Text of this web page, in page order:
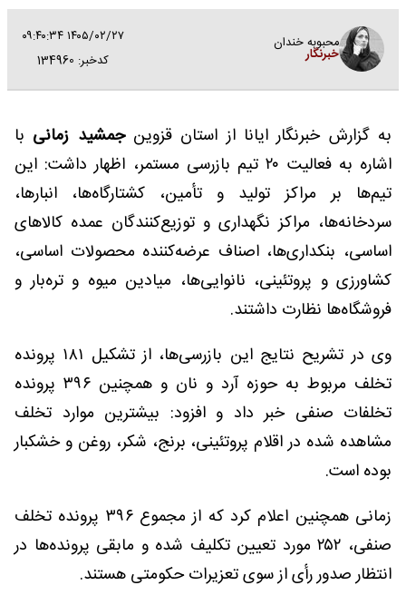
محبوبه خندان
خبرنگار
۱۴۰۵/۰۲/۲۷ ۰۹:۴۰:۳۴
کدخبر: 134960
به گزارش خبرنگار ایانا از استان قزوینجمشید زمانی با
اشاره به فعالیت ۲۰ تیم بازرسی مستمر، اظهار داشت: این
تیم‌ها بر مراکز تولید و تأمین، کشتارگاه‌ها، انبارها،
سردخانه‌ها، مراکز نگهداری و توزیع‌کنندگان عمده کالاهای
اساسی، بنکداری‌ها، اصناف عرضه‌کننده محصولات اساسی،
کشاورزی و پروتئینی، نانوایی‌ها، میادین میوه و تره‌بار و
فروشگاه‌ها نظارت داشتند.
وی در تشریح نتایج این بازرسی‌ها، از تشکیل ۱۸۱ پرونده
تخلف مربوط به حوزه آرد و نان و همچنین ۳۹۶ پرونده
تخلفات صنفی خبر داد و افزود: بیشترین موارد تخلف
مشاهده شده در اقلام پروتئینی، برنج، شکر، روغن و خشکبار
بوده است.
زمانی همچنین اعلام کرد که از مجموع ۳۹۶ پرونده تخلف
صنفی، ۲۵۲ مورد تعیین تکلیف شده و مابقی پرونده‌ها در
انتظار صدور رأی از سوی تعزیرات حکومتی هستند.